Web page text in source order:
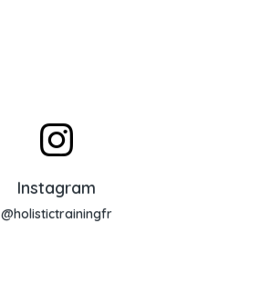
Instagram
@holistictrainingfr